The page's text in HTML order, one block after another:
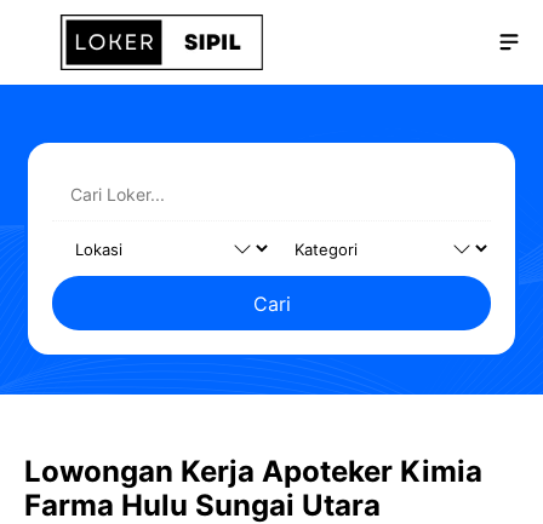
Langsung
Cari
Lowongan Kerja Apoteker Kimia
Farma Hulu Sungai Utara